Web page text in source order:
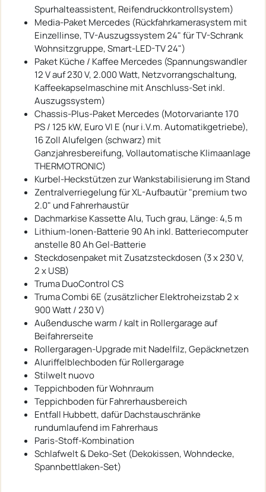
Spurhalteassistent, Reifendruckkontrollsystem)
Media-Paket Mercedes (Rückfahrkamerasystem mit
Einzellinse, TV-Auszugssystem 24" für TV-Schrank
Wohnsitzgruppe, Smart-LED-TV 24")
Paket Küche / Kaffee Mercedes (Spannungswandler
12 V auf 230 V, 2.000 Watt, Netzvorrangschaltung,
Kaffeekapselmaschine mit Anschluss-Set inkl.
Auszugssystem)
Chassis-Plus-Paket Mercedes (Motorvariante 170
PS / 125 kW, Euro VI E (nur i.V.m. Automatikgetriebe),
16 Zoll Alufelgen (schwarz) mit
Ganzjahresbereifung, Vollautomatische Klimaanlage
THERMOTRONIC)
Kurbel-Heckstützen zur Wankstabilisierung im Stand
Zentralverriegelung für XL-Aufbautür "premium two
2.0" und Fahrerhaustür
Dachmarkise Kassette Alu, Tuch grau, Länge: 4,5 m
Lithium-Ionen-Batterie 90 Ah inkl. Batteriecomputer
anstelle 80 Ah Gel-Batterie
Steckdosenpaket mit Zusatzsteckdosen (3 x 230 V,
2 x USB)
Truma DuoControl CS
Truma Combi 6E (zusätzlicher Elektroheizstab 2 x
900 Watt / 230 V)
Außendusche warm / kalt in Rollergarage auf
Beifahrerseite
Rollergaragen-Upgrade mit Nadelfilz, Gepäcknetzen
Aluriffelblechboden für Rollergarage
Stilwelt nuovo
Teppichboden für Wohnraum
Teppichboden für Fahrerhausbereich
Entfall Hubbett, dafür Dachstauschränke
rundumlaufend im Fahrerhaus
Paris-Stoff-Kombination
Schlafwelt & Deko-Set (Dekokissen, Wohndecke,
Spannbettlaken-Set)